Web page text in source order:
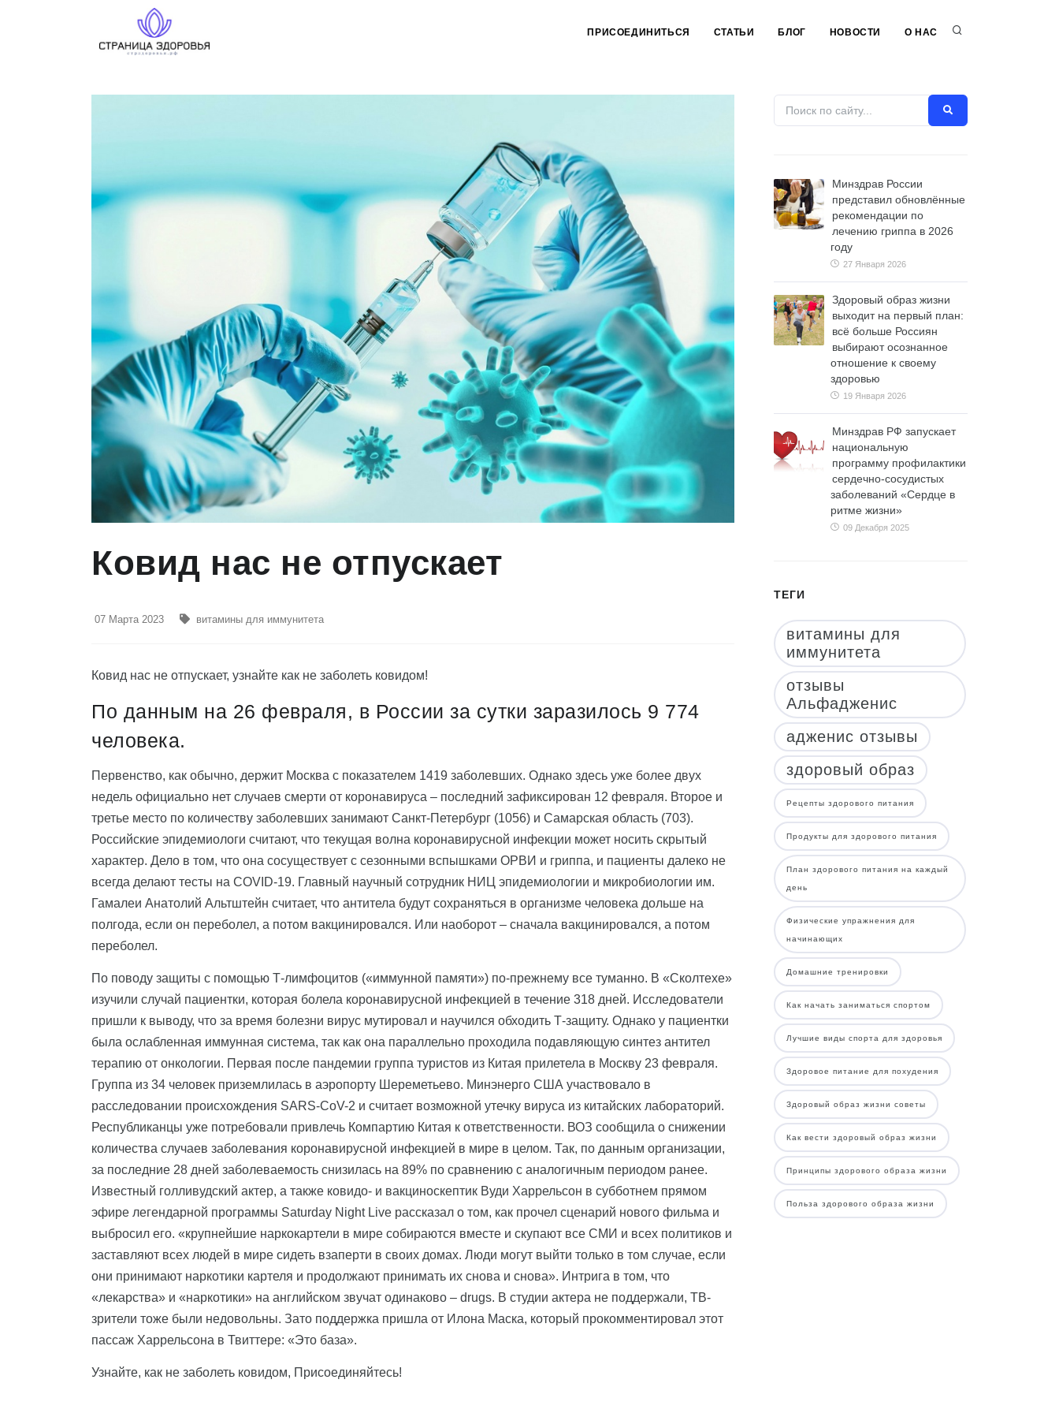
ПРИСОЕДИНИТЬСЯ СТАТЬИ БЛОГ НОВОСТИ О НАС
Ковид нас не отпускает
07 Марта 2023 витамины для иммунитета
Ковид нас не отпускает, узнайте как не заболеть ковидом!
По данным на 26 февраля, в России за сутки заразилось 9 774
человека.
Первенство, как обычно, держит Москва с показателем 1419 заболевших. Однако здесь уже более двух
недель официально нет случаев смерти от коронавируса – последний зафиксирован 12 февраля. Второе и
третье место по количеству заболевших занимают Санкт-Петербург (1056) и Самарская область (703).
Российские эпидемиологи считают, что текущая волна коронавирусной инфекции может носить скрытый
характер. Дело в том, что она сосуществует с сезонными вспышками ОРВИ и гриппа, и пациенты далеко не
всегда делают тесты на COVID-19. Главный научный сотрудник НИЦ эпидемиологии и микробиологии им.
Гамалеи Анатолий Альтштейн считает, что антитела будут сохраняться в организме человека дольше на
полгода, если он переболел, а потом вакцинировался. Или наоборот – сначала вакцинировался, а потом
переболел.
По поводу защиты с помощью Т-лимфоцитов («иммунной памяти») по-прежнему все туманно. В «Сколтехе»
изучили случай пациентки, которая болела коронавирусной инфекцией в течение 318 дней. Исследователи
пришли к выводу, что за время болезни вирус мутировал и научился обходить Т-защиту. Однако у пациентки
была ослабленная иммунная система, так как она параллельно проходила подавляющую синтез антител
терапию от онкологии. Первая после пандемии группа туристов из Китая прилетела в Москву 23 февраля.
Группа из 34 человек приземлилась в аэропорту Шереметьево. Минэнерго США участвовало в
расследовании происхождения SARS-CoV-2 и считает возможной утечку вируса из китайских лабораторий.
Республиканцы уже потребовали привлечь Компартию Китая к ответственности. ВОЗ сообщила о снижении
количества случаев заболевания коронавирусной инфекцией в мире в целом. Так, по данным организации,
за последние 28 дней заболеваемость снизилась на 89% по сравнению с аналогичным периодом ранее.
Известный голливудский актер, а также ковидо- и вакциноскептик Вуди Харрельсон в субботнем прямом
эфире легендарной программы Saturday Night Live рассказал о том, как прочел сценарий нового фильма и
выбросил его. «крупнейшие наркокартели в мире собираются вместе и скупают все СМИ и всех политиков и
заставляют всех людей в мире сидеть взаперти в своих домах. Люди могут выйти только в том случае, если
они принимают наркотики картеля и продолжают принимать их снова и снова». Интрига в том, что
«лекарства» и «наркотики» на английском звучат одинаково – drugs. В студии актера не поддержали, ТВ-
зрители тоже были недовольны. Зато поддержка пришла от Илона Маска, который прокомментировал этот
пассаж Харрельсона в Твиттере: «Это база».
Узнайте, как не заболеть ковидом, Присоединяйтесь!
Минздрав России
представил обновлённые
рекомендации по
лечению гриппа в 2026
году
27 Января 2026
Здоровый образ жизни
выходит на первый план:
всё больше Россиян
выбирают осознанное
отношение к своему
здоровью
19 Января 2026
Минздрав РФ запускает
национальную
программу профилактики
сердечно-сосудистых
заболеваний «Сердце в
ритме жизни»
09 Декабря 2025
ТЕГИ
витамины для
иммунитета
отзывы
Альфадженис
адженис отзывы
здоровый образ
Рецепты здорового питания
Продукты для здорового питания
План здорового питания на каждый
день
Физические упражнения для
начинающих
Домашние тренировки
Как начать заниматься спортом
Лучшие виды спорта для здоровья
Здоровое питание для похудения
Здоровый образ жизни советы
Как вести здоровый образ жизни
Принципы здорового образа жизни
Польза здорового образа жизни